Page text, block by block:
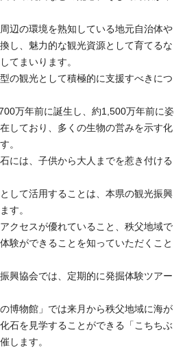
辺の環境を熟知している地元自治体や
し、魅力的な観光資源として育てるな
てまいります。
の観光として積極的に支援すべきにつ
万年前に誕生し、約1,500万年前に姿
しており、多くの生物の営みを示す化
。
には、子供から大人までを惹き付ける
して活用することは、本県の観光振興
す。
クセスが優れていること、秩父地域で
験ができることを知っていただくこと
興協会では、定期的に発掘体験ツアー
博物館」では来月から秩父地域に海が
石を見学することができる「こちちぶ
します。